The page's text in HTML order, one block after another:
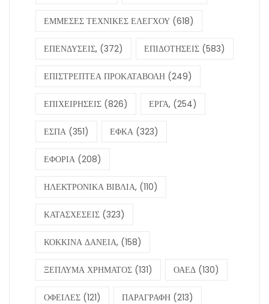
ΕΜΜΕΣΕΣ ΤΕΧΝΙΚΕΣ ΕΛΕΓΧΟΥ (618)
ΕΠΕΝΔΥΣΕΙΣ, (372) ΕΠΙΔΟΤΗΣΕΙΣ (583)
ΕΠΙΣΤΡΕΠΤΕΑ ΠΡΟΚΑΤΑΒΟΛΗ (249)
ΕΠΙΧΕΙΡΗΣΕΙΣ (826) ΕΡΓΑ, (254)
ΕΣΠΑ (351) ΕΦΚΑ (323)
ΕΦΟΡΙΑ (208)
ΗΛΕΚΤΡΟΝΙΚΑ ΒΙΒΛΙΑ, (110)
ΚΑΤΑΣΧΕΣΕΙΣ (323)
ΚΟΚΚΙΝΑ ΔΑΝΕΙΑ, (158)
ΞΕΠΛΥΜΑ ΧΡΗΜΑΤΟΣ (131) ΟΑΕΔ (130)
ΟΦΕΙΛΕΣ (121) ΠΑΡΑΓΡΑΦΗ (213)